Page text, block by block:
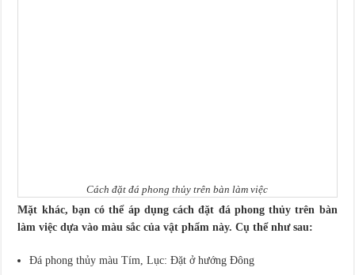
Cách đặt đá phong thủy trên bàn làm việc
Mặt khác, bạn có thể áp dụng cách đặt đá phong thủy trên bàn
làm việc dựa vào màu sắc của vật phẩm này. Cụ thể như sau:
Đá phong thủy màu Tím, Lục: Đặt ở hướng Đông